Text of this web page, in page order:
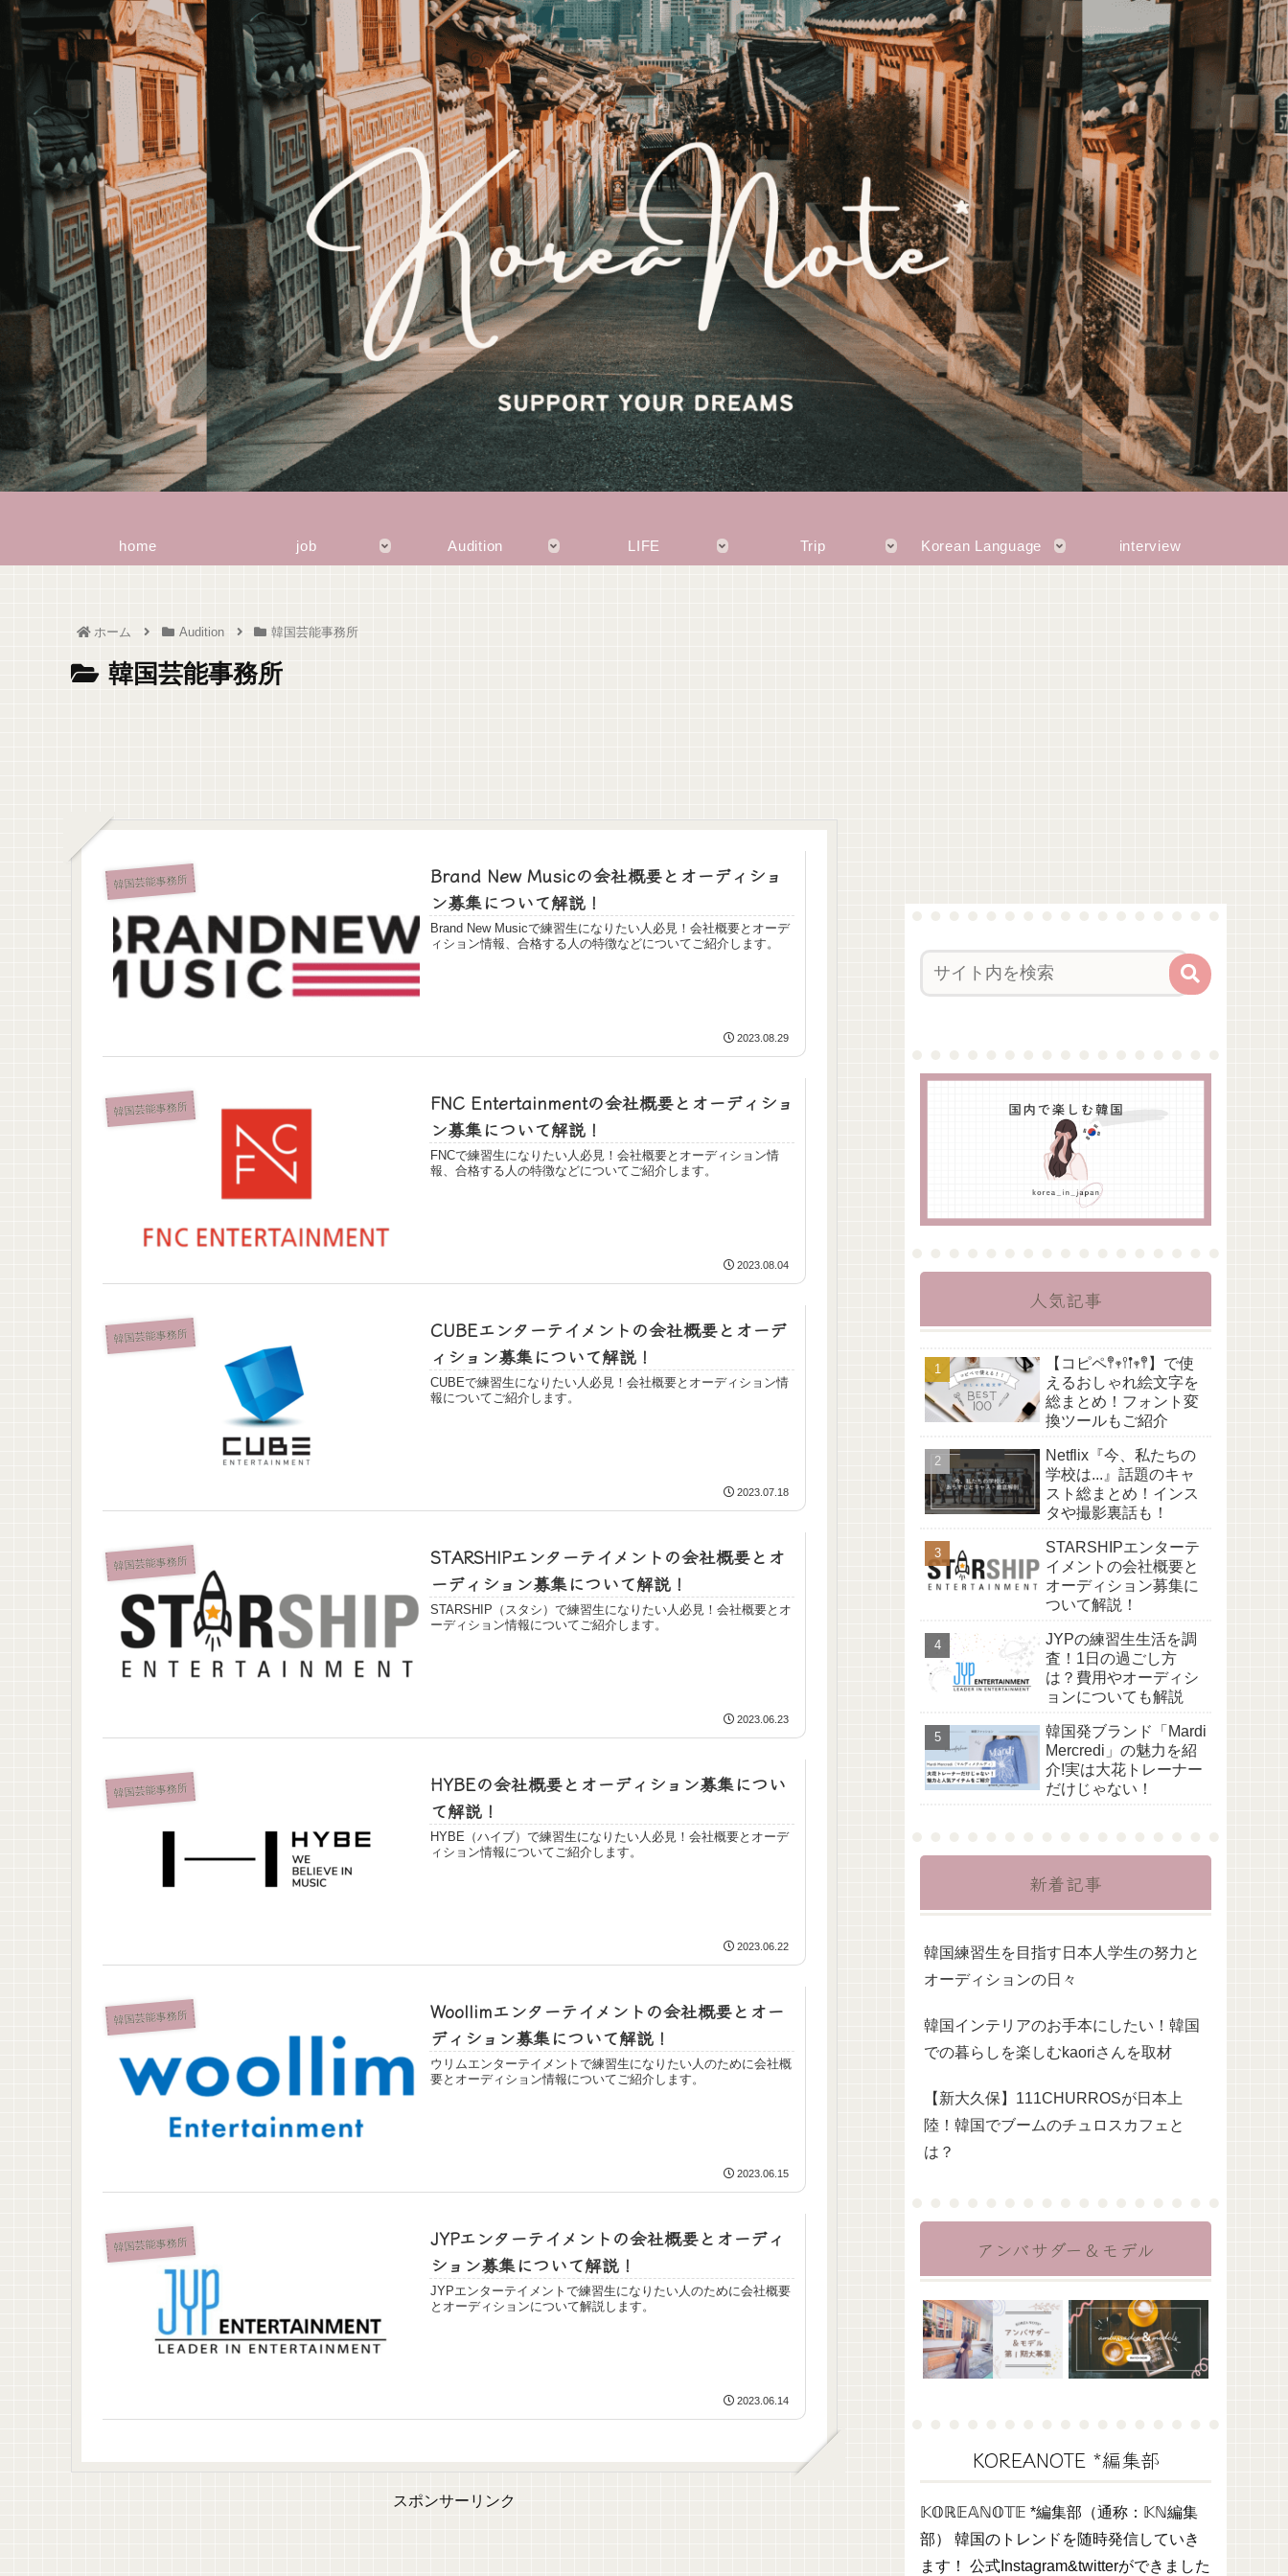
home job Audition LIFE Trip Korean Language interview
ホーム Audition 韓国芸能事務所
韓国芸能事務所
韓国芸能事務所
Brand New Musicの会社概要とオーディショ
ン募集について解説！
Brand New Musicで練習生になりたい人必見！会社概要とオーデ
ィション情報、合格する人の特徴などについてご紹介します。
2023.08.29
韓国芸能事務所
FNC Entertainmentの会社概要とオーディショ
ン募集について解説！
FNCで練習生になりたい人必見！会社概要とオーディション情
報、合格する人の特徴などについてご紹介します。
2023.08.04
韓国芸能事務所
CUBEエンターテイメントの会社概要とオーデ
ィション募集について解説！
CUBEで練習生になりたい人必見！会社概要とオーディション情
報についてご紹介します。
2023.07.18
韓国芸能事務所
STARSHIPエンターテイメントの会社概要とオ
ーディション募集について解説！
STARSHIP（スタシ）で練習生になりたい人必見！会社概要とオ
ーディション情報についてご紹介します。
2023.06.23
韓国芸能事務所
HYBEの会社概要とオーディション募集につい
て解説！
HYBE（ハイブ）で練習生になりたい人必見！会社概要とオーデ
ィション情報についてご紹介します。
2023.06.22
韓国芸能事務所
Woollimエンターテイメントの会社概要とオー
ディション募集について解説！
ウリムエンターテイメントで練習生になりたい人のために会社概
要とオーディション情報についてご紹介します。
2023.06.15
韓国芸能事務所
JYPエンターテイメントの会社概要とオーディ
ション募集について解説！
JYPエンターテイメントで練習生になりたい人のために会社概要
とオーディションについて解説します。
2023.06.14
スポンサーリンク
人気記事
【コピペ𖤣𖥧𖥣𖡡𖥧𖤣】で使
えるおしゃれ絵文字を
総まとめ！フォント変
換ツールもご紹介
Netflix『今、私たちの
学校は...』話題のキャ
スト総まとめ！インス
タや撮影裏話も！
STARSHIPエンターテ
イメントの会社概要と
オーディション募集に
ついて解説！
JYPの練習生生活を調
査！1日の過ごし方
は？費用やオーディシ
ョンについても解説
韓国発ブランド「Mardi
Mercredi」の魅力を紹
介!実は大花トレーナー
だけじゃない！
新着記事
韓国練習生を目指す日本人学生の努力と
オーディションの日々
韓国インテリアのお手本にしたい！韓国
での暮らしを楽しむkaoriさんを取材
【新大久保】111CHURROSが日本上
陸！韓国でブームのチュロスカフェと
は？
アンバサダー＆モデル
KOREANOTE *編集部
𝕂𝕆ℝ𝔼𝔸ℕ𝕆𝕋𝔼 *編集部（通称：𝕂ℕ編集
部） 韓国のトレンドを随時発信していき
ます！ 公式Instagram&twitterができました